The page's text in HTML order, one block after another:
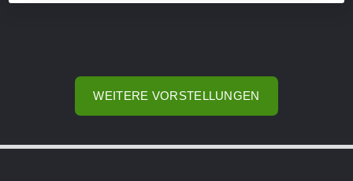
WEITERE VORSTELLUNGEN